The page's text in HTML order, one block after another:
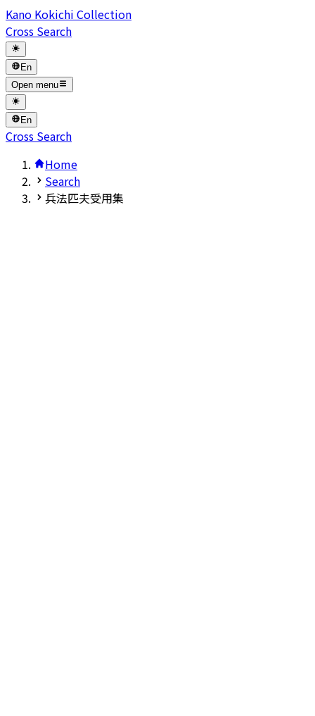
Kano Kokichi Collection
Cross Search
En
Open menu
En
Cross Search
Home
Search
兵法匹夫受用集